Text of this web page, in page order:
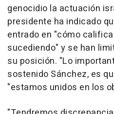
genocidio la actuación
presidente ha indicado
entrado en "cómo
sucediendo" y se han
su posición. "Lo
sostenido Sánchez, es
"estamos unidos en los